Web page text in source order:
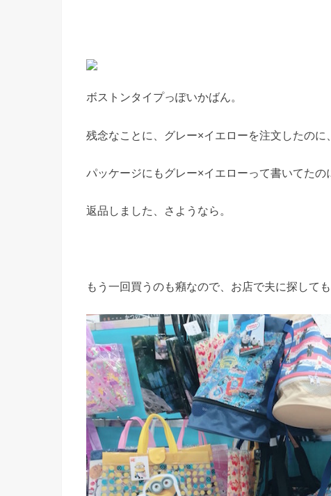
ボストンタイプっぽいかばん。
残念なことに、グレー×イエローを注文したのに
パッケージにもグレー×イエローって書いてたの
返品しました、さようなら。
もう一回買うのも癪なので、お店で夫に探しても